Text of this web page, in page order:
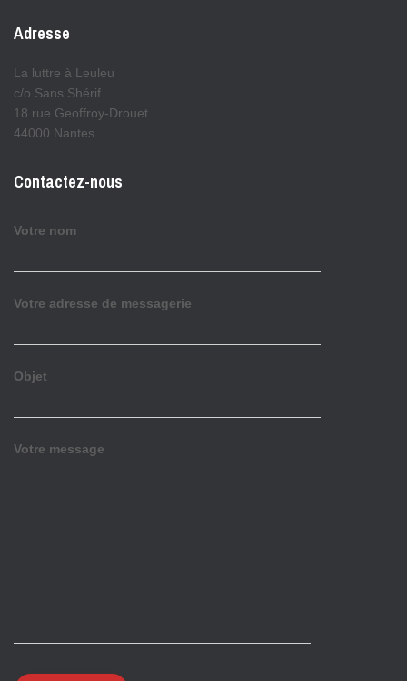
Adresse
La luttre à Leuleu
c/o Sans Shérif
18 rue Geoffroy-Drouet
44000 Nantes
Contactez-nous
Votre nom
Votre adresse de messagerie
Objet
Votre message